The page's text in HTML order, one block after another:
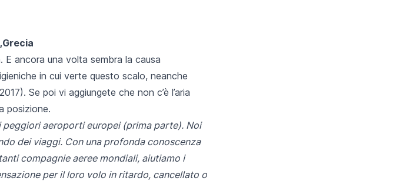
ancora una volta sembra la causa
in cui verte questo scalo, neanche
Se poi vi aggiungete che non c’è l’aria
posizione.
peggiori aeroporti europei (prima parte). Noi
dei viaggi. Con una profonda conoscenza
compagnie aeree mondiali, aiutiamo i
per il loro volo in ritardo, cancellato o